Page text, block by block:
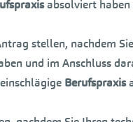
absolviert haben
stellen, nachdem
und im Anschluss
Berufspraxis